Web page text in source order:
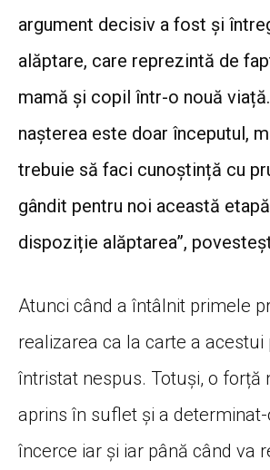
argument decisiv a fost și
alăptare, care reprezintă de
mamă și copil într-o nouă
nașterea este doar începutul,
trebuie să faci cunoștință cu
gândit pentru noi această
dispoziție alăptarea”,
Atunci când a întâlnit primele
realizarea ca la carte a acestui
întristat nespus. Totuși, o forță
aprins în suflet și a
încerce iar și iar până când va